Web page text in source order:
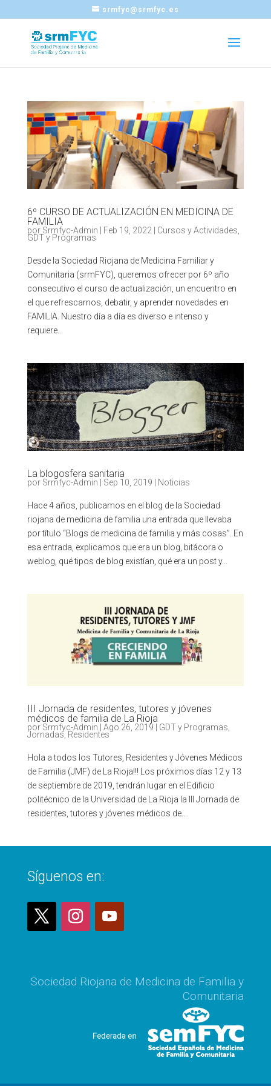
srmfyc@srmfyc.es
6º CURSO DE ACTUALIZACIÓN EN MEDICINA DE
FAMILIA
por Srmfyc-Admin Feb 19, 2022 Cursos y Actividades
GDT y Programas
Desde la Sociedad Riojana de Medicina Familiar y
Comunitaria (srmFYC), queremos ofrecer por 6º año
consecutivo el curso de actualización, un encuentro en
el que refrescarnos, debatir, y aprender novedades en
FAMILIA. Nuestro día a día es diverso e intenso y
requiere...
La blogosfera sanitaria
por Srmfyc-Admin Sep 10, 2019 Noticias
Hace 4 años, publicamos en el blog de la Sociedad
riojana de medicina de familia una entrada que llevaba
por título “Blogs de medicina de familia y más cosas”. En
esa entrada, explicamos que era un blog, bitácora o
weblog, qué tipos de blog existían, qué era un post y...
III Jornada de residentes, tutores y jóvenes
médicos de familia de La Rioja
por Srmfyc-Admin Ago 26, 2019 GDT y Programas
Jornadas, Residentes
Hola a todos los Tutores, Residentes y Jóvenes Médicos
de Familia (JMF) de La Rioja!!! Los próximos días 12 y 13
de septiembre de 2019, tendrán lugar en el Edificio
politécnico de la Universidad de La Rioja la III Jornada de
residentes, tutores y jóvenes médicos de...
Síguenos en:
Sociedad Riojana de Medicina de Familia y
Comunitaria